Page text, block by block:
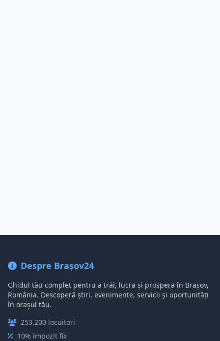
Despre Brașov24
Ghidul tău complet pentru a trăi, lucra și prospera în Brașov,
România. Descoperă știri, evenimente, servicii și oportunități
în orașul tău.
253,200 locuitori
10% impozit fix